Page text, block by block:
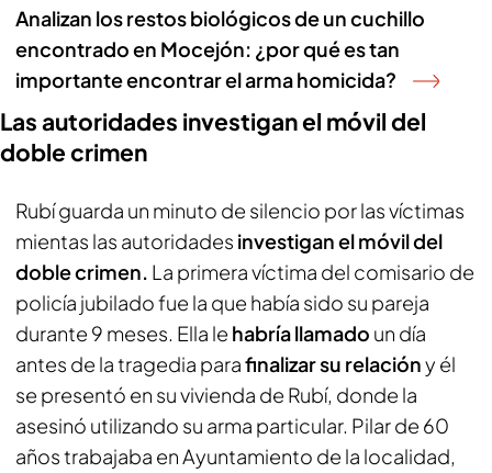
Analizan los restos biológicos de un cuchillo
encontrado en Mocejón: ¿por qué es tan
importante encontrar el arma homicida?
Las autoridades investigan el móvil del
doble crimen
Rubí guarda un minuto de silencio por las víctimas
mientas las autoridades investigan el móvil del
doble crimen. La primera víctima del comisario de
policía jubilado fue la que había sido su pareja
durante 9 meses. Ella le habría llamado un día
antes de la tragedia parafinalizar su relacióny él
se presentó en su vivienda de Rubí, donde la
asesinó utilizando su arma particular. Pilar de 60
años trabajaba en Ayuntamiento de la localidad,